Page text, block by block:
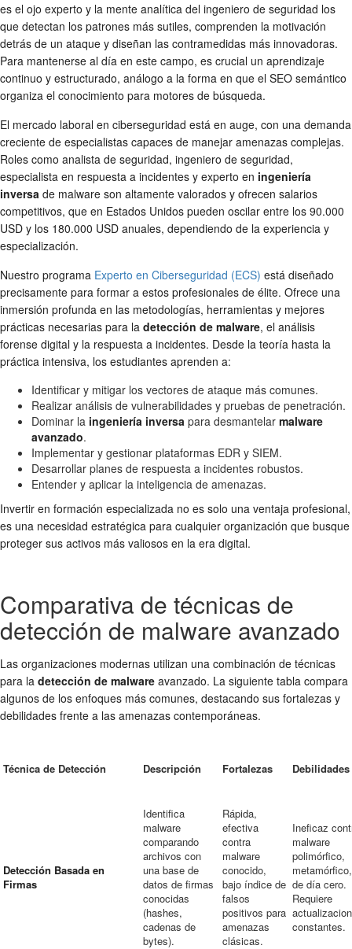
es el ojo experto y la mente analítica del ingeniero de seguridad los
que detectan los patrones más sutiles, comprenden la motivación
detrás de un ataque y diseñan las contramedidas más innovadoras.
Para mantenerse al día en este campo, es crucial un aprendizaje
continuo y estructurado, análogo a la forma en que el SEO semántico
organiza el conocimiento para motores de búsqueda.
El mercado laboral en ciberseguridad está en auge, con una demanda
creciente de especialistas capaces de manejar amenazas complejas.
Roles como analista de seguridad, ingeniero de seguridad,
especialista en respuesta a incidentes y experto en ingeniería
inversa de malware son altamente valorados y ofrecen salarios
competitivos, que en Estados Unidos pueden oscilar entre los 90.000
USD y los 180.000 USD anuales, dependiendo de la experiencia y
especialización.
Nuestro programa Experto en Ciberseguridad (ECS) está diseñado
precisamente para formar a estos profesionales de élite. Ofrece una
inmersión profunda en las metodologías, herramientas y mejores
prácticas necesarias para la detección de malware, el análisis
forense digital y la respuesta a incidentes. Desde la teoría hasta la
práctica intensiva, los estudiantes aprenden a:
Identificar y mitigar los vectores de ataque más comunes.
Realizar análisis de vulnerabilidades y pruebas de penetración.
Dominar la ingeniería inversa para desmantelar malware
avanzado.
Implementar y gestionar plataformas EDR y SIEM.
Desarrollar planes de respuesta a incidentes robustos.
Entender y aplicar la inteligencia de amenazas.
Invertir en formación especializada no es solo una ventaja profesional,
es una necesidad estratégica para cualquier organización que busque
proteger sus activos más valiosos en la era digital.
Comparativa de técnicas de
detección de malware avanzado
Las organizaciones modernas utilizan una combinación de técnicas
para la detección de malware avanzado. La siguiente tabla compara
algunos de los enfoques más comunes, destacando sus fortalezas y
debilidades frente a las amenazas contemporáneas.
Técnica de Detección Descripción Fortalezas Debilidades
Detección Basada en
Firmas
Identifica
malware
comparando
archivos con
una base de
datos de firmas
conocidas
(hashes,
cadenas de
bytes).
Rápida,
efectiva
contra
malware
conocido,
bajo índice de
falsos
positivos para
amenazas
clásicas.
Ineficaz
malware
polimórfico,
de día cero.
Requiere
constantes.